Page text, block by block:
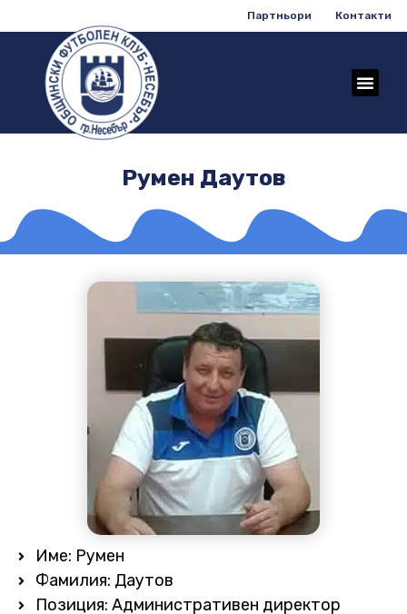
Партньори Контакти
Румен Даутов
Име: Румен
Фамилия: Даутов
Позиция: Административен директор